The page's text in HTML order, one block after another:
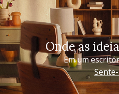
Onde as
Em um